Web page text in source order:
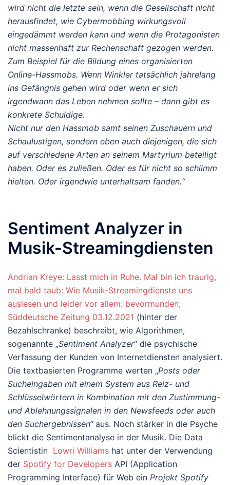
wird nicht die letzte sein, wenn die Gesellschaft nicht
herausfindet, wie Cybermobbing wirkungsvoll
eingedämmt werden kann und wenn die Protagonisten
nicht massenhaft zur Rechenschaft gezogen werden.
Zum Beispiel für die Bildung eines organisierten
Online-Hassmobs. Wenn Winkler tatsächlich jahrelang
ins Gefängnis gehen wird oder wenn er sich
irgendwann das Leben nehmen sollte – dann gibt es
konkrete Schuldige.
Nicht nur den Hassmob samt seinen Zuschauern und
Schaulustigen, sondern eben auch diejenigen, die sich
auf verschiedene Arten an seinem Martyrium beteiligt
haben. Oder es zuließen. Oder es für nicht so schlimm
hielten. Oder irgendwie unterhaltsam fanden.“
Sentiment Analyzer in
Musik-Streamingdiensten
Andrian Kreye: Lasst mich in Ruhe. Mal bin ich traurig,
mal bald taub: Wie Musik-Streamingdienste uns
auslesen und leider vor allem: bevormunden,
Süddeutsche Zeitung 03.12.2021 (hinter der
Bezahlschranke) beschreibt, wie Algorithmen,
sogenannte „Sentiment Analyzer“ die psychische
Verfassung der Kunden von Internetdiensten analysiert.
Die textbasierten Programme werten „Posts oder
Sucheingaben mit einem System aus Reiz- und
Schlüsselwörtern in Kombination mit den Zustimmung-
und Ablehnungssignalen in den Newsfeeds oder auch
den Suchergebnissen“aus. Noch stärker in die Psyche
blickt die Sentimentanalyse in der Musik. Die Data
Scientistin Lowri Williams hat unter der Verwendung
der Spotify for Developers API (Application
Programming Interface) für Web ein Projekt Spotify